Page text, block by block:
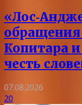
Копитара
честь
07.08.2026
20